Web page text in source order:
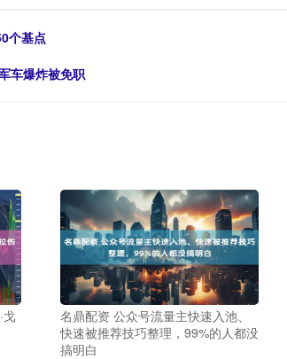
个基点
车爆炸被免职
戈
名鼎配资 公众号流量主快速入池、
快速被推荐技巧整理，99%的人都没
搞明白